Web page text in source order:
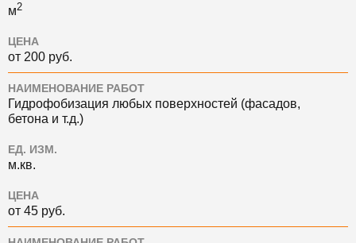
м2
ЦЕНА
от 200 руб.
НАИМЕНОВАНИЕ РАБОТ
Гидрофобизация любых поверхностей (фасадов,
бетона и т.д.)
ЕД. ИЗМ.
м.кв.
ЦЕНА
от 45 руб.